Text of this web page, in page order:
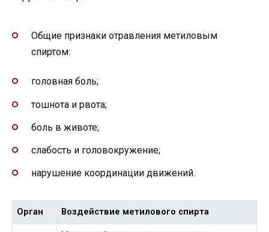
Общие признаки отравления метиловым
спиртом:
головная боль;
тошнота и рвота;
боль в животе;
слабость и головокружение;
нарушение координации движений.
Орган Воздействие метилового спирта